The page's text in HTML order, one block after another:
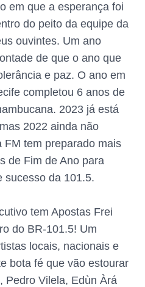
em que a esperança foi
do peito da equipe da
ouvintes. Um ano
de que o ano que
e paz. O ano em
completou 6 anos de
2023 já está
2022 ainda não
FM tem preparado mais
de Fim de Ano para
sucesso da 101.5.
tem Apostas Frei
do BR-101.5! Um
locais, nacionais e
bota fé que vão estourar
Pedro Vilela, Edùn Àrá